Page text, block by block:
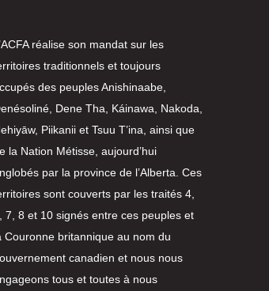
réalise son mandat sur les
traditionnels et toujours
des peuples Anishinaabe,
Dene Tha, Káinawa, Nakoda,
Piikanii et Tsuu T’ina, ainsi que
la Nation Métisse, aujourd’hui
par la province de l’Alberta. Ces
sont couverts par les traités 4,
7, 8 et 10 signés entre ces peuples et
Couronne britannique au nom du
canadien et nous nous
tous et toutes à nous